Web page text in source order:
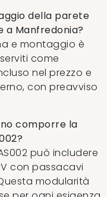
della parete
a Manfredonia?
e montaggio è
come
nel prezzo e
con preavviso
comporre la
può includere
con passacavi
modularità